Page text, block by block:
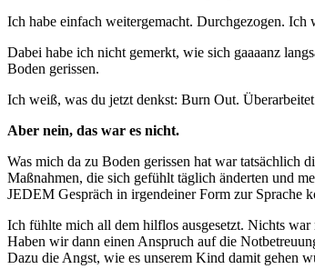
Ich habe einfach weitergemacht. Durchgezogen.
Dabei habe ich nicht gemerkt, wie sich gaaaanz
Boden gerissen.
Ich weiß, was du jetzt denkst: Burn Out.
Aber nein, das war es nicht.
Was mich da zu Boden gerissen hat war tatsächlich
Maßnahmen, die sich gefühlt täglich änderten und
JEDEM Gespräch in irgendeiner Form zur Sprache
Ich fühlte mich all dem hilflos ausgesetzt. Nichts
Haben wir dann einen Anspruch auf die
Dazu die Angst, wie es unserem Kind damit gehen